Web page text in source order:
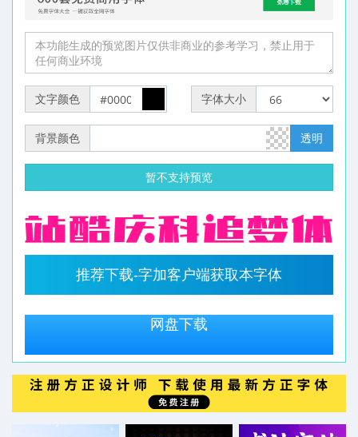
文字颜色 字体大小
背景颜色 透明
暂不支持预览
推荐下载-字加客户端获取本字体
网盘下载